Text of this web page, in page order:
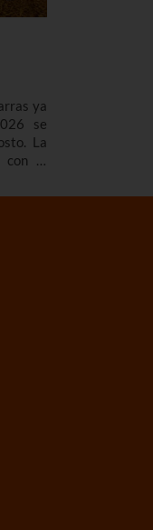
ya
se
La
con el